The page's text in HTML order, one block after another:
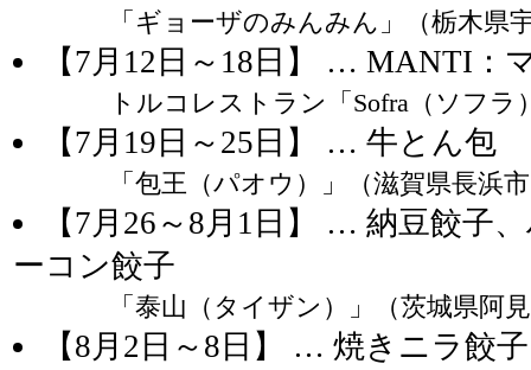
「ギョーザのみんみん」（栃木県
【7月12日～18日】 … MANTI：
トルコレストラン「Sofra（ソフラ
【7月19日～25日】 … 牛とん包
「包王（パオウ）」（滋賀県長浜
【7月26～8月1日】 … 納豆餃子
ーコン餃子
「泰山（タイザン）」（茨城県阿
【8月2日～8日】 … 焼きニラ餃子